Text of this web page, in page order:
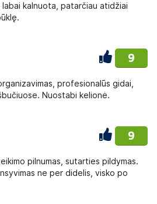
kalnuota, patarčiau atidžiai
9
profesionalūs gidai,
Nuostabi kelionė.
9
pilnumas, sutarties pildymas.
ne per didelis, visko po